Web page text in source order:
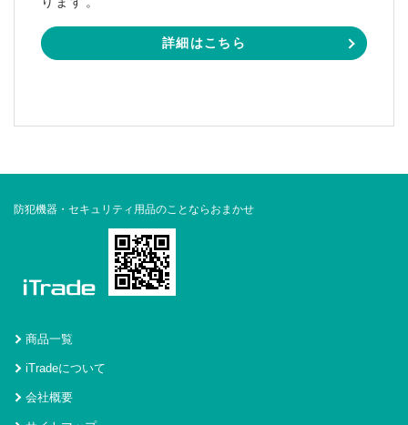
詳細はこちら
防犯機器・セキュリティ用品のことならおまかせ
商品一覧
iTradeについて
会社概要